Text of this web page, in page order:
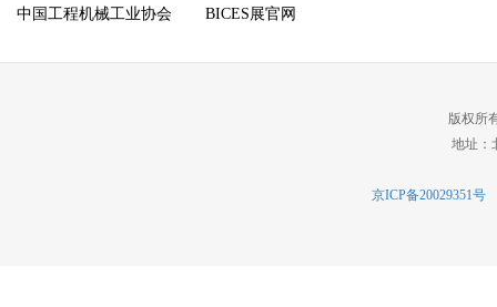
中国工程机械工业协会 BICES展官网
版权所
地址：
京ICP备20029351号